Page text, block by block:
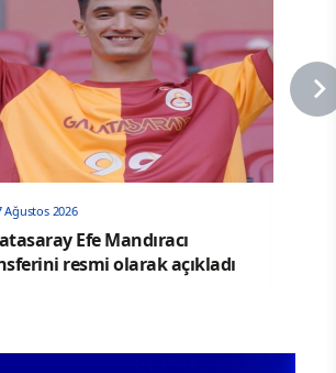
Ağustos 2026
Efe Mandıracı
resmi olarak açıkladı